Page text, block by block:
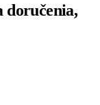
doručenia,